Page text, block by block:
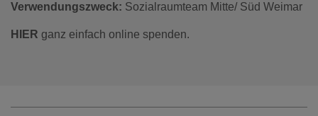
Verwendungszweck: Sozialraumteam Mitte/ Süd Weimar
HIER ganz einfach online spenden.